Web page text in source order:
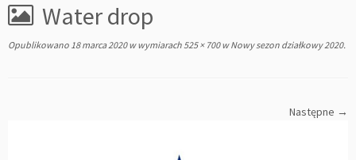
Water drop
Opublikowano 18 marca 2020w wymiarach 525 × 700wNowy sezon działkowy 2020.
Następne →